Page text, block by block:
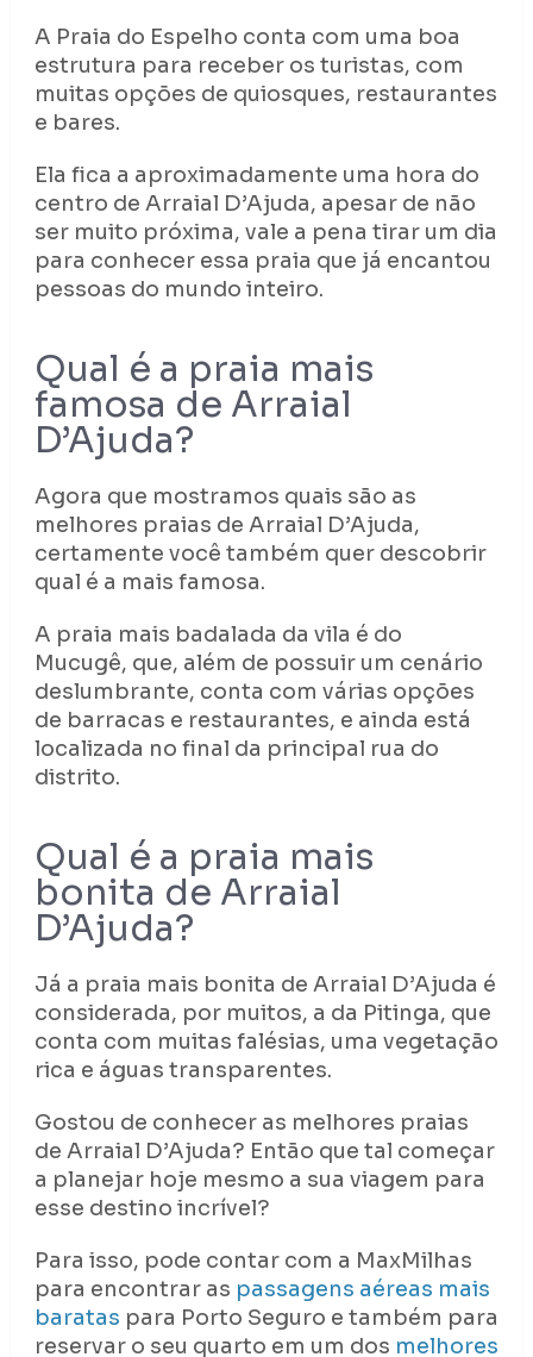
A Praia do Espelho conta com uma boa
estrutura para receber os turistas, com
muitas opções de quiosques, restaurantes
e bares.
Ela fica a aproximadamente uma hora do
centro de Arraial D’Ajuda, apesar de não
ser muito próxima, vale a pena tirar um dia
para conhecer essa praia que já encantou
pessoas do mundo inteiro.
Qual é a praia mais
famosa de Arraial
D’Ajuda?
Agora que mostramos quais são as
melhores praias de Arraial D’Ajuda,
certamente você também quer descobrir
qual é a mais famosa.
A praia mais badalada da vila é do
Mucugê, que, além de possuir um cenário
deslumbrante, conta com várias opções
de barracas e restaurantes, e ainda está
localizada no final da principal rua do
distrito.
Qual é a praia mais
bonita de Arraial
D’Ajuda?
Já a praia mais bonita de Arraial D’Ajuda é
considerada, por muitos, a da Pitinga, que
conta com muitas falésias, uma vegetação
rica e águas transparentes.
Gostou de conhecer as melhores praias
de Arraial D’Ajuda? Então que tal começar
a planejar hoje mesmo a sua viagem para
esse destino incrível?
Para isso, pode contar com a MaxMilhas
para encontrar as passagens aéreas mais
baratas para Porto Seguro e também para
reservar o seu quarto em um dos melhores